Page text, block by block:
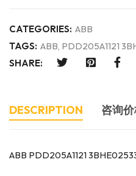
CATEGORIES: ABB
TAGS: ABB PDD205A1121
SHARE:
DESCRIPTION 咨询
ABB PDD205A1121